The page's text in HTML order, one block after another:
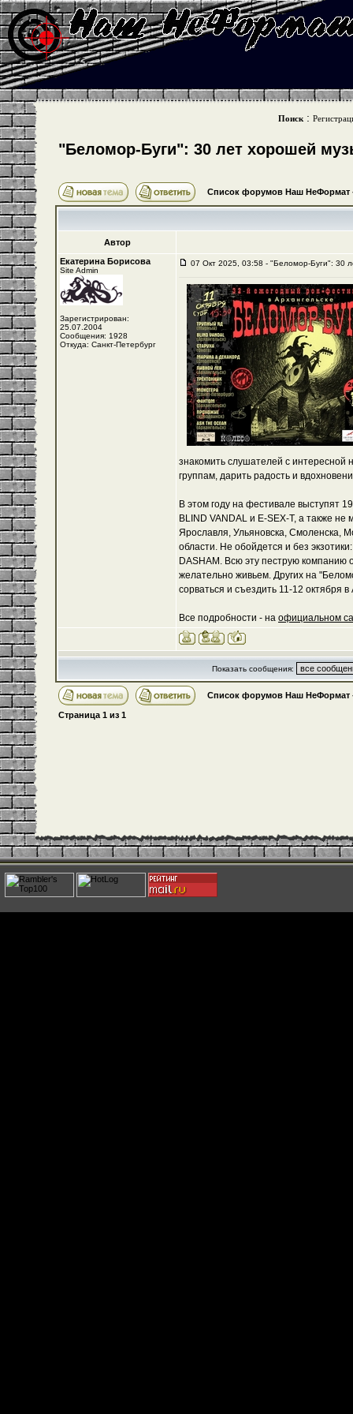
Поиск :
"Беломор-Буги": 30 лет хорошей
Список форумов Наш НеФормат
Автор
Екатерина Борисова
Site Admin
Зарегистрирован:
25.07.2004
Сообщения: 1928
Откуда: Санкт-Петербург
07 Окт 2025, 03:58 - "Беломор-Буги": 30
знакомить слушателей с интересной
группам, дарить радость и
В этом году на фестивале выступят
BLIND VANDAL и E-SEX-Т, а также
Ярославля, Ульяновска, Смоленска,
области. Не обойдется и без
DASHAM. Всю эту пеструю компанию
желательно живьем. Других на
сорваться и съездить 11-12 октября
Все подробности - на официальном
Показать сообщения:
Список форумов Наш НеФормат
Страница 1 из 1